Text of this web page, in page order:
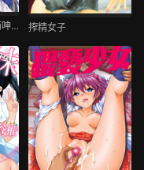
貝爾法斯特爲正太而呻吟 2 搾精女子